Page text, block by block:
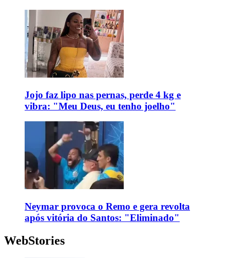
Jojo faz lipo nas pernas, perde 4 kg e
vibra: "Meu Deus, eu tenho joelho"
Neymar provoca o Remo e gera revolta
após vitória do Santos: "Eliminado"
WebStories